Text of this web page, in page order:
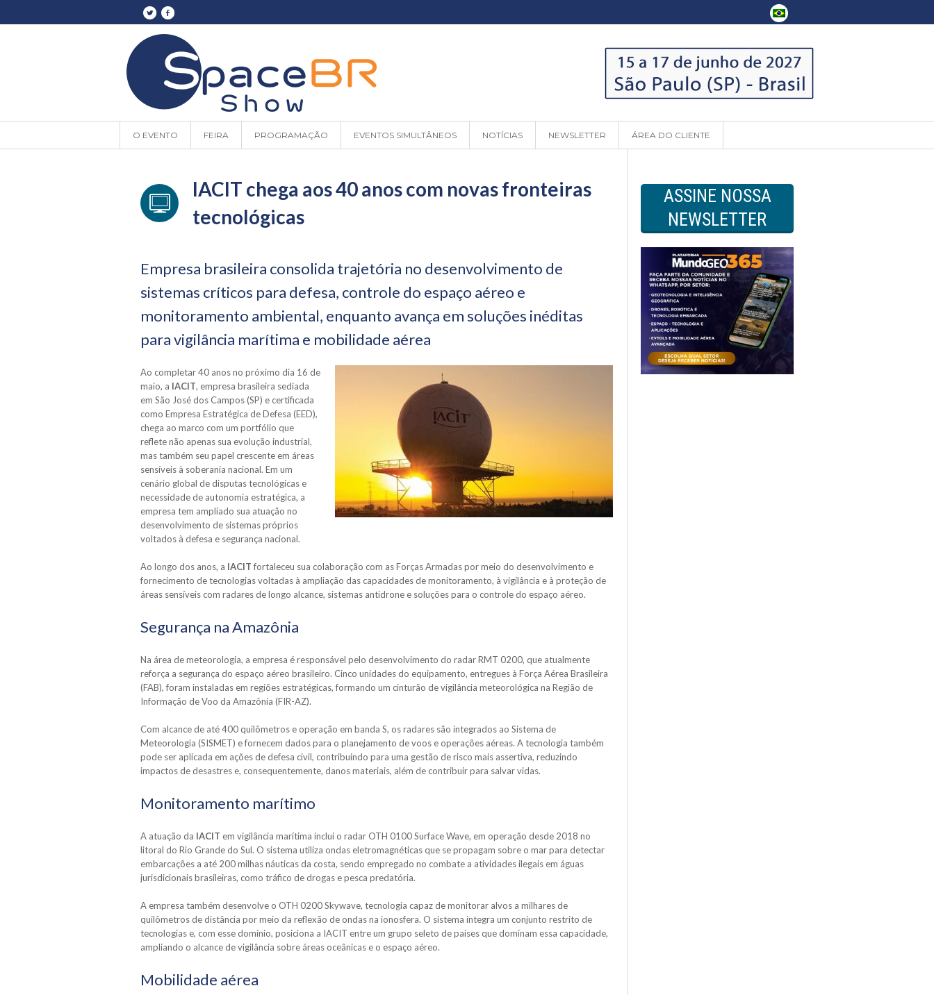
O EVENTO FEIRA PROGRAMAÇÃO EVENTOS SIMULTÂNEOS NOTÍCIAS NEWSLETTER ÁREA DO CLIENTE
IACIT chega aos 40 anos com novas fronteiras
tecnológicas
Empresa brasileira consolida trajetória no desenvolvimento de
sistemas críticos para defesa, controle do espaço aéreo e
monitoramento ambiental, enquanto avança em soluções inéditas
para vigilância marítima e mobilidade aérea
Ao completar 40 anos no próximo dia 16 de
maio, a IACIT, empresa brasileira sediada
em São José dos Campos (SP) e certificada
como Empresa Estratégica de Defesa (EED),
chega ao marco com um portfólio que
reflete não apenas sua evolução industrial,
mas também seu papel crescente em áreas
sensíveis à soberania nacional. Em um
cenário global de disputas tecnológicas e
necessidade de autonomia estratégica, a
empresa tem ampliado sua atuação no
desenvolvimento de sistemas próprios
voltados à defesa e segurança nacional.
Ao longo dos anos, a IACITfortaleceu sua colaboração com as Forças Armadas por meio do desenvolvimento e
fornecimento de tecnologias voltadas à ampliação das capacidades de monitoramento, à vigilância e à proteção de
áreas sensíveis com radares de longo alcance, sistemas antidrone e soluções para o controle do espaço aéreo.
Segurança na Amazônia
Na área de meteorologia, a empresa é responsável pelo desenvolvimento do radar RMT 0200, que atualmente
reforça a segurança do espaço aéreo brasileiro. Cinco unidades do equipamento, entregues à Força Aérea Brasileira
(FAB), foram instaladas em regiões estratégicas, formando um cinturão de vigilância meteorológica na Região de
Informação de Voo da Amazônia (FIR-AZ).
Com alcance de até 400 quilômetros e operação em banda S, os radares são integrados ao Sistema de
Meteorologia (SISMET) e fornecem dados para o planejamento de voos e operações aéreas. A tecnologia também
pode ser aplicada em ações de defesa civil, contribuindo para uma gestão de risco mais assertiva, reduzindo
impactos de desastres e, consequentemente, danos materiais, além de contribuir para salvar vidas.
Monitoramento marítimo
A atuação da IACIT em vigilância marítima inclui o radar OTH 0100 Surface Wave, em operação desde 2018 no
litoral do Rio Grande do Sul. O sistema utiliza ondas eletromagnéticas que se propagam sobre o mar para detectar
embarcações a até 200 milhas náuticas da costa, sendo empregado no combate a atividades ilegais em águas
jurisdicionais brasileiras, como tráfico de drogas e pesca predatória.
A empresa também desenvolve o OTH 0200 Skywave, tecnologia capaz de monitorar alvos a milhares de
quilômetros de distância por meio da reflexão de ondas na ionosfera. O sistema integra um conjunto restrito de
tecnologias e, com esse domínio, posiciona a IACIT entre um grupo seleto de países que dominam essa capacidade,
ampliando o alcance de vigilância sobre áreas oceânicas e o espaço aéreo.
Mobilidade aérea
ASSINE NOSSA
NEWSLETTER